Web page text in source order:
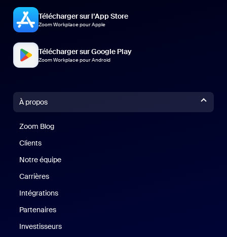
Télécharger sur l’App Store
Zoom Workplace pour Apple
Télécharger sur Google Play
Zoom Workplace pour Android
À propos
Zoom Blog
Clients
Notre équipe
Carrières
Intégrations
Partenaires
Investisseurs